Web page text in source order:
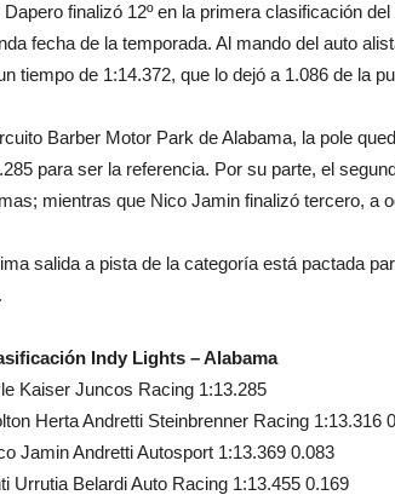
finalizó 12º en la primera clasificación
fecha de la temporada. Al mando del auto
tiempo de 1:14.372, que lo dejó a 1.086 de la
Barber Motor Park de Alabama, la pole
para ser la referencia. Por su parte, el
mientras que Nico Jamin finalizó tercero, a
salida a pista de la categoría está pactada
Indy Lights – Alabama
Kaiser Juncos Racing 1:13.285
Herta Andretti Steinbrenner Racing 1:13.316
Jamin Andretti Autosport 1:13.369 0.083
Urrutia Belardi Auto Racing 1:13.455 0.169